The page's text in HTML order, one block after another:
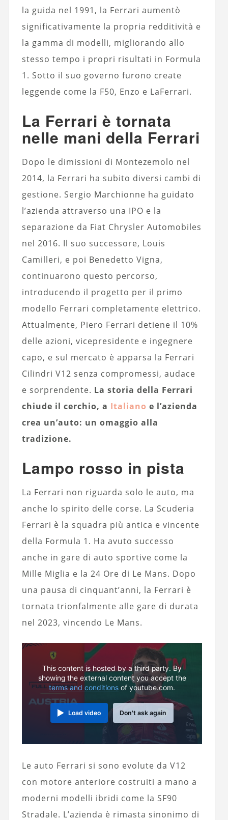
la guida nel 1991, la Ferrari aumentò
significativamente la propria redditività e
la gamma di modelli, migliorando allo
stesso tempo i propri risultati in Formula
1. Sotto il suo governo furono create
leggende come la F50, Enzo e LaFerrari.
La Ferrari è tornata
nelle mani della Ferrari
Dopo le dimissioni di Montezemolo nel
2014, la Ferrari ha subito diversi cambi di
gestione. Sergio Marchionne ha guidato
l’azienda attraverso una IPO e la
separazione da Fiat Chrysler Automobiles
nel 2016. Il suo successore, Louis
Camilleri, e poi Benedetto Vigna,
continuarono questo percorso,
introducendo il progetto per il primo
modello Ferrari completamente elettrico.
Attualmente, Piero Ferrari detiene il 10%
delle azioni, vicepresidente e ingegnere
capo, e sul mercato è apparsa la Ferrari
Cilindri V12 senza compromessi, audace
e sorprendente. La storia della Ferrari
chiude il cerchio, a Italiano e l’azienda
crea un’auto: un omaggio alla
tradizione.
Lampo rosso in pista
La Ferrari non riguarda solo le auto, ma
anche lo spirito delle corse. La Scuderia
Ferrari è la squadra più antica e vincente
della Formula 1. Ha avuto successo
anche in gare di auto sportive come la
Mille Miglia e la 24 Ore di Le Mans. Dopo
una pausa di cinquant’anni, la Ferrari è
tornata trionfalmente alle gare di durata
nel 2023, vincendo Le Mans.
This content is hosted by a third party. By
showing the external content you accept the
terms and conditions of youtube.com.
Load video Don't ask again
Le auto Ferrari si sono evolute da V12
con motore anteriore costruiti a mano a
moderni modelli ibridi come la SF90
Stradale. L’azienda è rimasta sinonimo di